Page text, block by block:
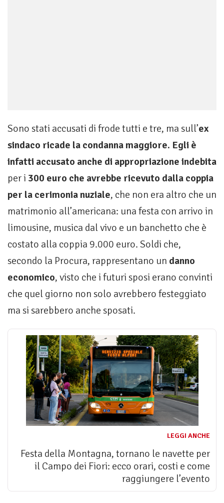
Sono stati accusati di frode tutti e tre, ma sull’ex
sindaco ricade la condanna maggiore. Egli è
infatti accusato anche di appropriazione indebita
per i 300 euro che avrebbe ricevuto dalla coppia
per la cerimonia nuziale, che non era altro che un
matrimonio all’americana: una festa con arrivo in
limousine, musica dal vivo e un banchetto che è
costato alla coppia 9.000 euro. Soldi che,
secondo la Procura, rappresentano un danno
economico, visto che i futuri sposi erano convinti
che quel giorno non solo avrebbero festeggiato
ma si sarebbero anche sposati.
LEGGI ANCHE
Festa della Montagna, tornano le navette per
il Campo dei Fiori: ecco orari, costi e come
raggiungere l’evento